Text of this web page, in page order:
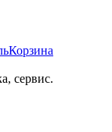
Корзина
сервис.